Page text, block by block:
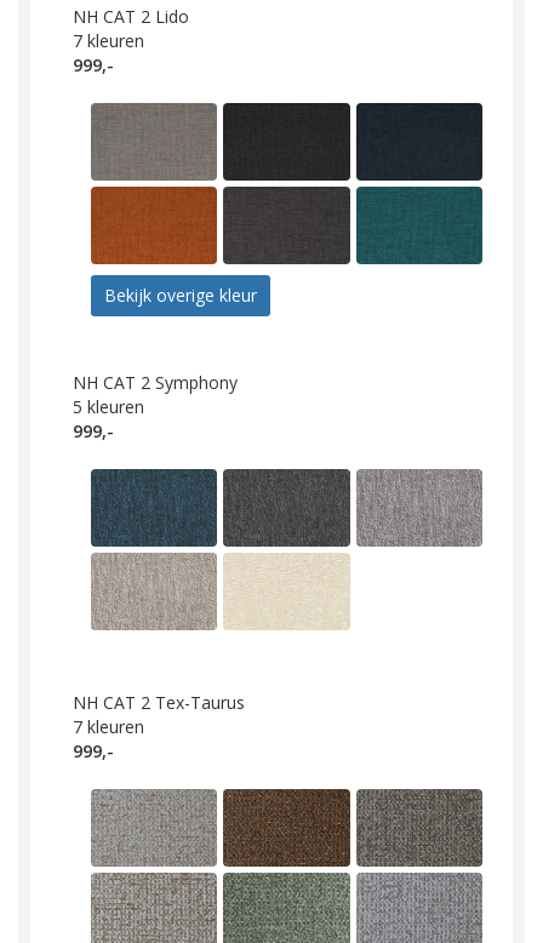
NH CAT 2 Lido
7 kleuren
999,-
Bekijk overige kleur
NH CAT 2 Symphony
5 kleuren
999,-
NH CAT 2 Tex-Taurus
7 kleuren
999,-